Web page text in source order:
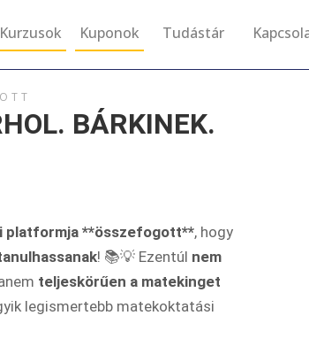
Kurzusok Kuponok Tudástár
BÁRKINEK.
platformja **összefogott**, hogy
! 📚💡 Ezentúl nem
teljeskörűen a matekinget
legismertebb matekoktatási